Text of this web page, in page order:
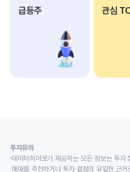
급등주 관심
투자유의
데이터히어로가 제공하는 모든 정보는 투자
매매를 추천하거나 투자 결정의 유일한 근